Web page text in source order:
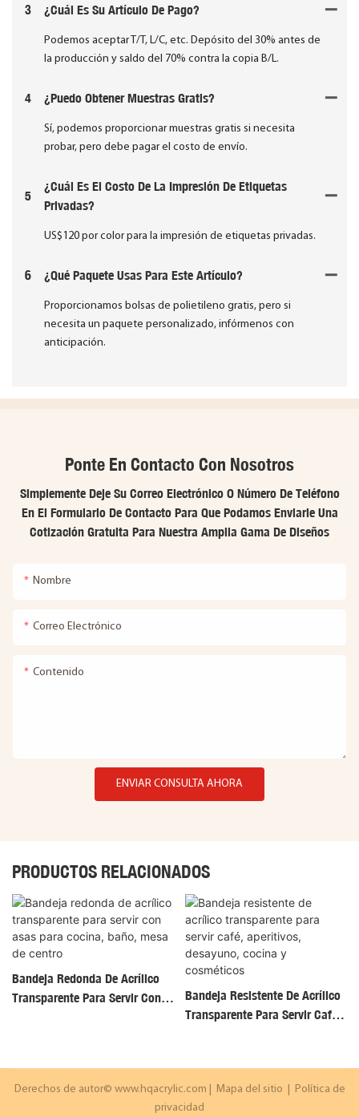
3 ¿Cuál Es Su Artículo De Pago?
Podemos aceptar T/T, L/C, etc. Depósito del 30% antes de
la producción y saldo del 70% contra la copia B/L.
4 ¿Puedo Obtener Muestras Gratis?
Sí, podemos proporcionar muestras gratis si necesita
probar, pero debe pagar el costo de envío.
5
¿Cuál Es El Costo De La Impresión De Etiquetas
Privadas?
US$120 por color para la impresión de etiquetas privadas.
6 ¿Qué Paquete Usas Para Este Artículo?
Proporcionamos bolsas de polietileno gratis, pero si
necesita un paquete personalizado, infórmenos con
anticipación.
Ponte En Contacto Con Nosotros
Simplemente Deje Su Correo Electrónico O Número De Teléfono
En El Formulario De Contacto Para Que Podamos Enviarle Una
Cotización Gratuita Para Nuestra Amplia Gama De Diseños
Nombre
Correo Electrónico
Contenido
ENVIAR CONSULTA AHORA
PRODUCTOS RELACIONADOS
Bandeja Redonda De Acrílico
Transparente Para Servir Con
Bandeja Resistente De Acrílico
Transparente Para Servir Café,
Derechos de autor© www.hqacrylic.com Mapa del sitio
Política de
privacidad